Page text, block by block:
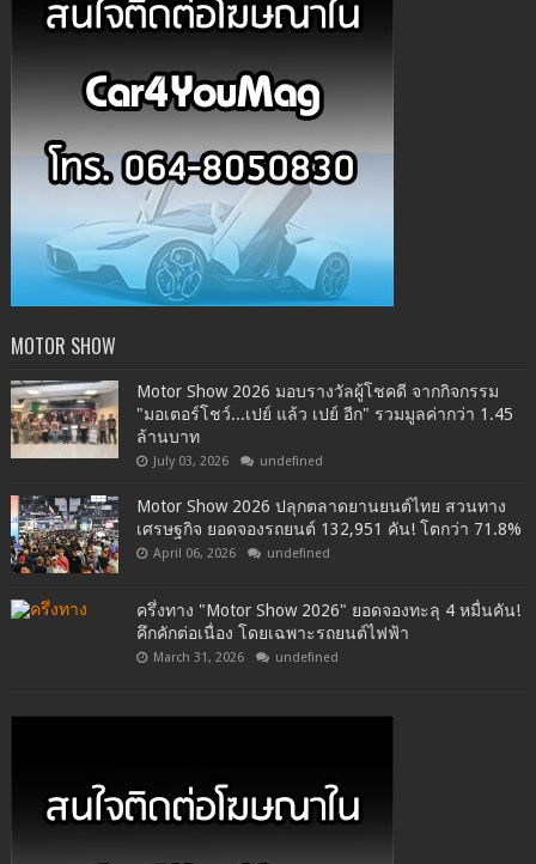
MOTOR SHOW
Motor Show 2026 มอบรางวัลผู้โชคดี จากกิจกรรม
"มอเตอร์โชว์...เปย์ แล้ว เปย์ อีก" รวมมูลค่ากว่า 1.45
ล้านบาท
July 03, 2026 undefined
Motor Show 2026 ปลุกตลาดยานยนต์ไทย สวนทาง
เศรษฐกิจ ยอดจองรถยนต์ 132,951 คัน! โตกว่า 71.8%
April 06, 2026 undefined
ครึ่งทาง "Motor Show 2026" ยอดจองทะลุ 4 หมื่นคัน!
คึกคักต่อเนื่อง โดยเฉพาะรถยนต์ไฟฟ้า
March 31, 2026 undefined